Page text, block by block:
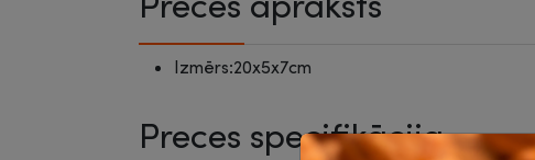
Izmērs:20x5x7cm
Preces specifikācija